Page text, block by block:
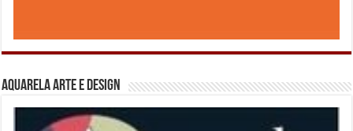
Aquarela Arte e Design